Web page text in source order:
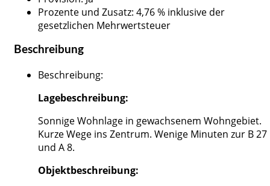
Prozente und Zusatz: 4,76 % inklusive der
gesetzlichen Mehrwertsteuer
Beschreibung
Beschreibung:
Lagebeschreibung:
Sonnige Wohnlage in gewachsenem Wohngebiet.
Kurze Wege ins Zentrum. Wenige Minuten zur B 27
und A 8.
Objektbeschreibung: